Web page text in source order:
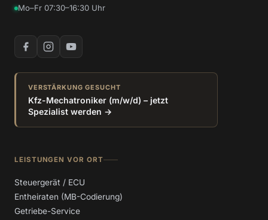
Mo–Fr 07:30–16:30 Uhr
VERSTÄRKUNG GESUCHT
Kfz-Mechatroniker (m/w/d) – jetzt
Spezialist werden →
LEISTUNGEN VOR ORT
Steuergerät / ECU
Entheiraten (MB-Codierung)
Getriebe-Service